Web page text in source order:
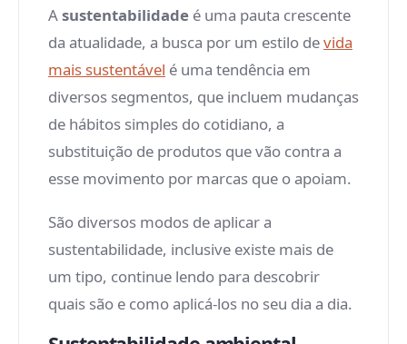
Asustentabilidade é uma pauta crescente
da atualidade, a busca por um estilo devida
mais sustentável é uma tendência em
diversos segmentos, que incluem mudanças
de hábitos simples do cotidiano, a
substituição de produtos que vão contra a
esse movimento por marcas que o apoiam.
São diversos modos de aplicar a
sustentabilidade, inclusive existe mais de
um tipo, continue lendo para descobrir
quais são e como aplicá-los no seu dia a dia.